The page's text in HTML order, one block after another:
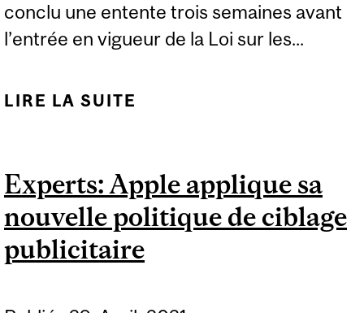
conclu une entente trois semaines avant
l’entrée en vigueur de la Loi sur les...
LIRE LA SUITE
L'INFORMATION EN
LIGNE
Experts: Apple applique sa
nouvelle politique de ciblage
publicitaire